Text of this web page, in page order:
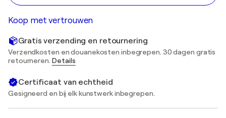
Koop met vertrouwen
Gratis verzending en retournering
Verzendkosten en douanekosten inbegrepen. 30 dagen gratis
retourneren. Details
Certificaat van echtheid
Gesigneerd en bij elk kunstwerk inbegrepen.